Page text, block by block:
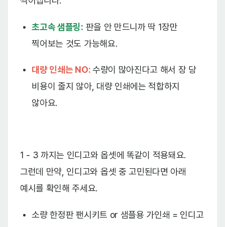
초고속 샘플링: 판을 안 만드니까 딱 1장만
찍어보는 것도 가능해요.
대량 인쇄는 NO:수량이 많아진다고 해서 장 당
비용이 줄지 않아, 대량 인쇄에는 적합하지
않아요.
1 - 3 까지는 인디고와 옵셋에 똑같이 적용돼요.
그런데 만약, 인디고와 옵셋 중 고민된다면 아래
예시를 확인해 주세요.
소량 한정판 팬시키트 or 샘플용 가인쇄 = 인디고